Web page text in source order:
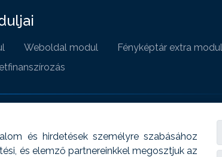
és hirdetések személyre szabásához
és elemző partnereinkkel megosztjuk az
Weboldal modul
Fényképtár extra modul